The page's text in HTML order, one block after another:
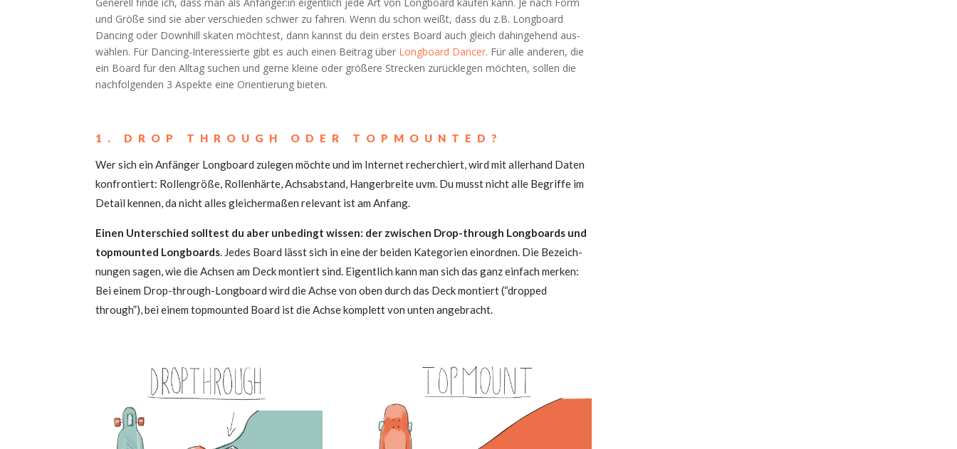
Gene­rell fin­de ich, dass man als Anfänger:in eigent­lich jede Art von Long­board kau­fen kann. Je nach Form
und Grö­ße sind sie aber ver­schie­den schwer zu fah­ren. Wenn du schon weißt, dass du z.B. Long­board
Dancing oder Downhill ska­ten möch­test, dann kannst du dein ers­tes Board auch gleich dahin­ge­hend aus­
wäh­len. Für Dancing-Inter­es­sier­te gibt es auch einen Bei­trag über Long­board Dancer. Für alle ande­ren, die
ein Board für den All­tag suchen und ger­ne klei­ne oder grö­ße­re Stre­cken zurück­le­gen möch­ten, sol­len die
nach­fol­gen­den 3 Aspek­te eine Ori­en­tie­rung bieten.
1. DROP THROUGH ODER TOPMOUNTED?
Wer sich ein Anfän­ger Long­board zule­gen möch­te und im Inter­net recher­chiert, wird mit aller­hand Daten
kon­fron­tiert: Rol­len­grö­ße, Rol­len­här­te, Achs­ab­stand, Han­ger­brei­te uvm. Du musst nicht alle Begrif­fe im
Detail ken­nen, da nicht alles glei­cher­ma­ßen rele­vant ist am Anfang.
Einen Unter­schied soll­test du aber unbe­dingt wis­sen: der zwi­schen Drop-through Long­boards und
top­moun­ted Long­boards. Jedes Board lässt sich in eine der bei­den Kate­go­rien ein­ord­nen. Die Bezeich­
nun­gen sagen, wie die Ach­sen am Deck mon­tiert sind. Eigent­lich kann man sich das ganz ein­fach mer­ken:
Bei einem Drop-through-Long­board wird die Ach­se von oben durch das Deck mon­tiert (“drop­ped
through”), bei einem top­moun­ted Board ist die Ach­se kom­plett von unten angebracht.